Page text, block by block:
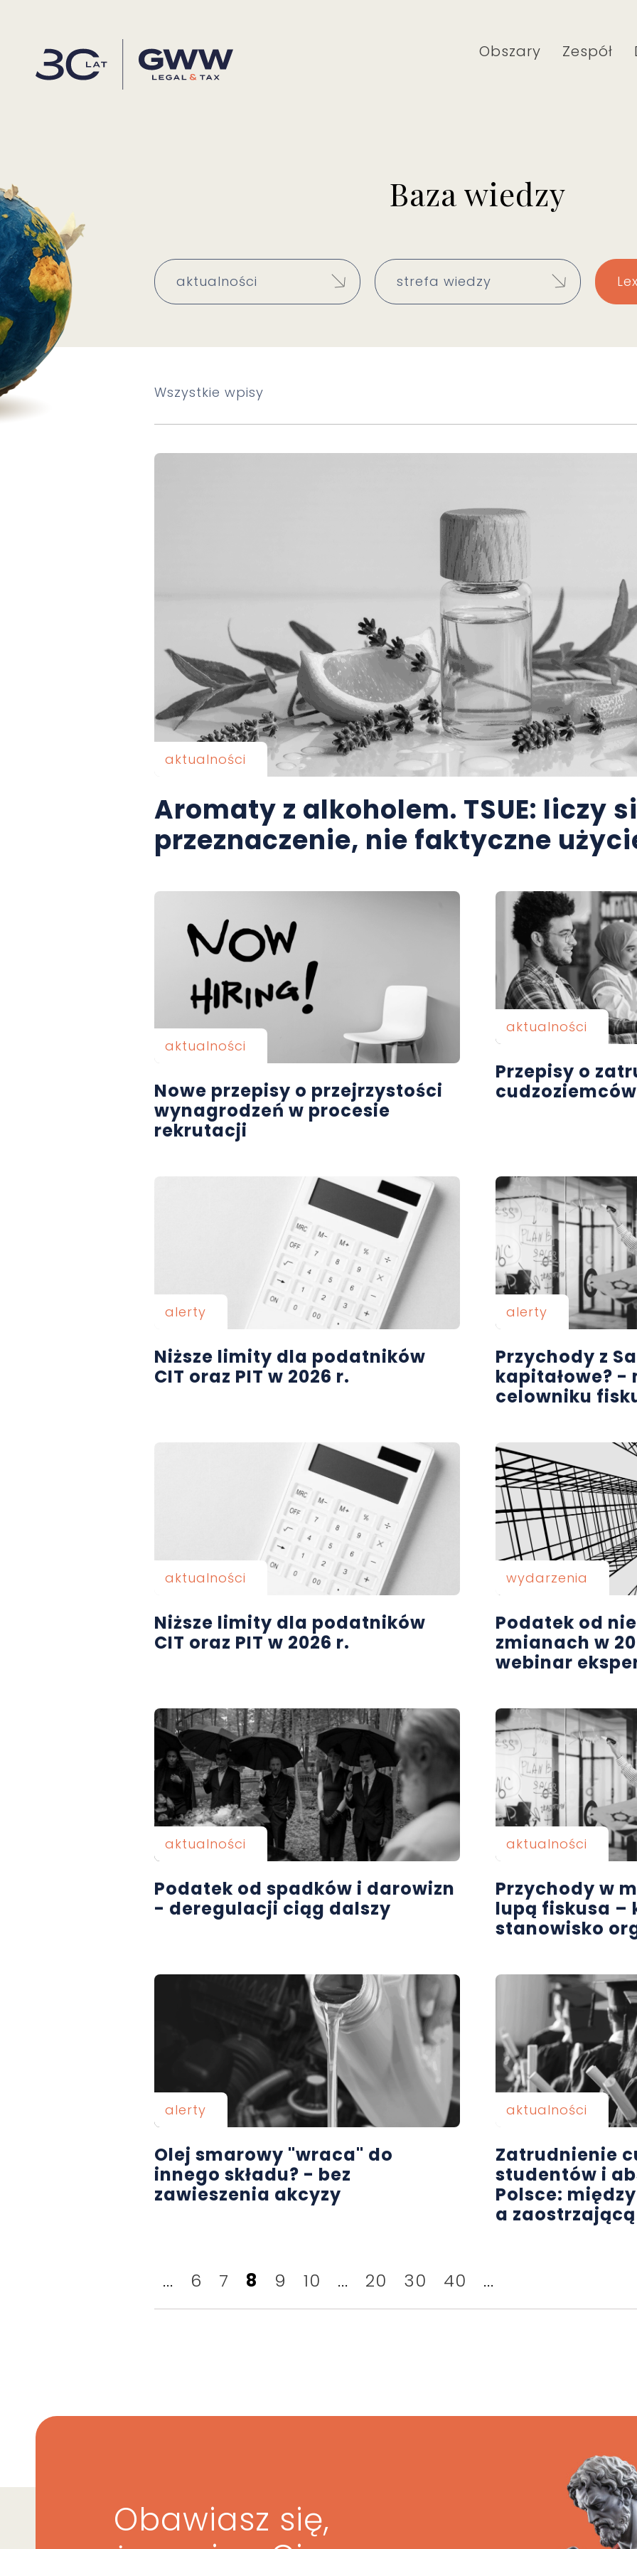
Obszary Zespół
Baza wiedzy
aktualności strefa wiedzy
Wszystkie wpisy
aktualności
Aromaty z alkoholem. TSUE: liczy
przeznaczenie, nie faktyczne
aktualności
Nowe przepisy o przejrzystości
wynagrodzeń w procesie
rekrutacji
aktualności
Przepisy o
alerty
Niższe limity dla podatników
CIT oraz PIT w 2026 r.
alerty
Przychody z
kapitałowe? -
celowniku
aktualności
Niższe limity dla podatników
CIT oraz PIT w 2026 r.
wydarzenia
Podatek od
zmianach w
webinar
aktualności
Podatek od spadków i darowizn
- deregulacji ciąg dalszy
aktualności
Przychody w
lupą fiskusa –
stanowisko
alerty
Olej smarowy "wraca" do
innego składu? - bez
zawieszenia akcyzy
aktualności
Zatrudnienie
studentów i
Polsce:
a
... 6 7 8 9 10 ... 20 30 40 ...
Obawiasz się,